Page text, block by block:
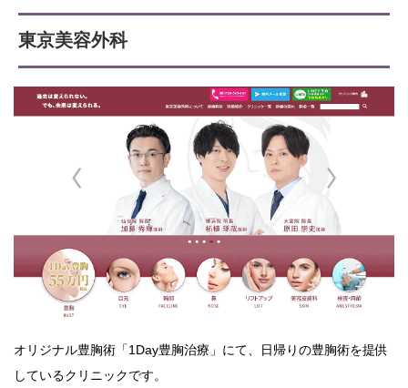
東京美容外科
オリジナル豊胸術「1Day豊胸治療」にて、日帰りの豊胸術を提供
しているクリニックです。